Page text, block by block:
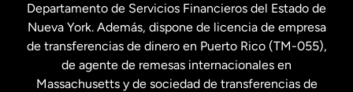
Suecia
Departamento de Servicios Financieros del Estado de
Nueva York. Además, dispone de licencia de empresa
de transferencias de dinero en Puerto Rico (TM-055),
de agente de remesas internacionales en
Massachusetts y de sociedad de transferencias de